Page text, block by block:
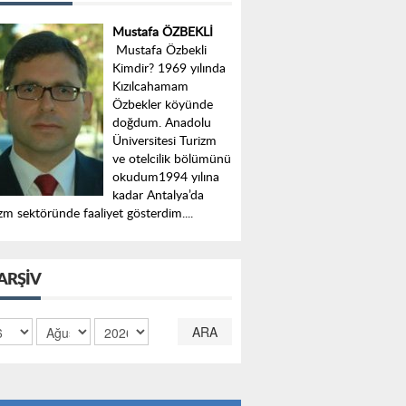
Mustafa ÖZBEKLİ
Mustafa Özbekli
Kimdir? 1969 yılında
Kızılcahamam
Özbekler köyünde
doğdum. Anadolu
Üniversitesi Turizm
ve otelcilik bölümünü
okudum1994 yılına
kadar Antalya’da
sektöründe faaliyet gösterdim....
ARA